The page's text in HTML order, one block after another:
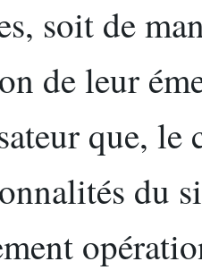
soit de
de leur
que, le
du